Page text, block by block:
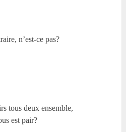
n’est-ce pas?
tous deux ensemble,
est pair?